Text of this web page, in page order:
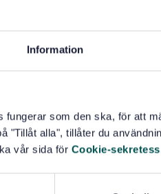
Information
som den ska, för att
"Tillåt alla", tillåter du
vår sida för Cookie-sekretess
5 företag och organisationer
5 internationella kommittéer